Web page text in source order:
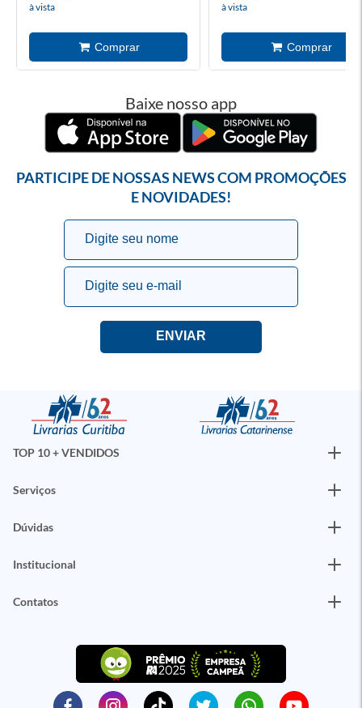
à vista à vista
Baixe nosso app
PARTICIPE DE NOSSAS NEWS COM PROMOÇÕES
E NOVIDADES!
TOP 10 + VENDIDOS
Serviços
Dúvidas
Institucional
Contatos